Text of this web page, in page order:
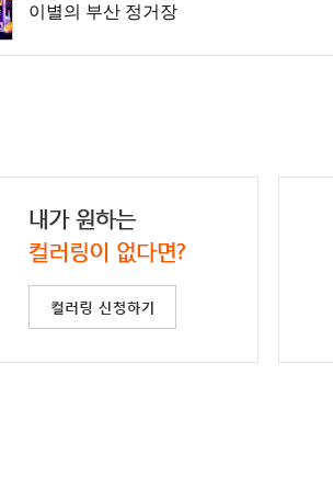
이별의 부산 정거장